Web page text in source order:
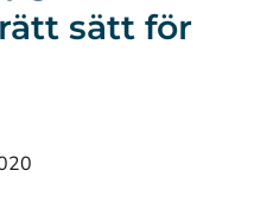
sätt för